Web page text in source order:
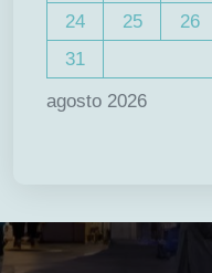
agosto 2026
24
25 26
31